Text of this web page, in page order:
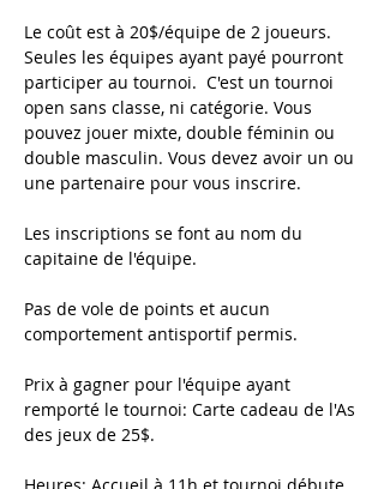
Le coût est à 20$/équipe de 2 joueurs.
Seules les équipes ayant payé pourront
participer au tournoi.  C'est un tournoi
open sans classe, ni catégorie. Vous
pouvez jouer mixte, double féminin ou
double masculin. Vous devez avoir un ou
une partenaire pour vous inscrire.
Les inscriptions se font au nom du
capitaine de l'équipe.
Pas de vole de points et aucun
comportement antisportif permis.
Prix à gagner pour l'équipe ayant
remporté le tournoi: Carte cadeau de l'As
des jeux de 25$.